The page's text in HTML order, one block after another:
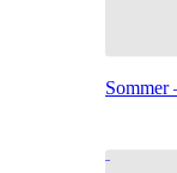
Sommer